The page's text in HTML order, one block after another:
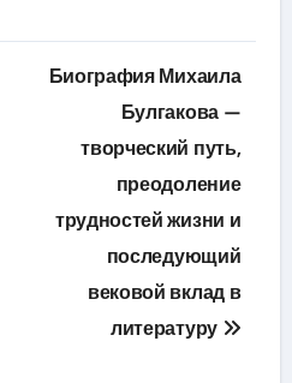
Биография Михаила
Булгакова —
творческий путь,
преодоление
трудностей жизни и
последующий
вековой вклад в
литературу